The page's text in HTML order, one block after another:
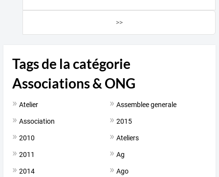
>>
Tags de la catégorie
Associations & ONG
Atelier Assemblee generale
Association 2015
2010 Ateliers
2011 Ag
2014 Ago